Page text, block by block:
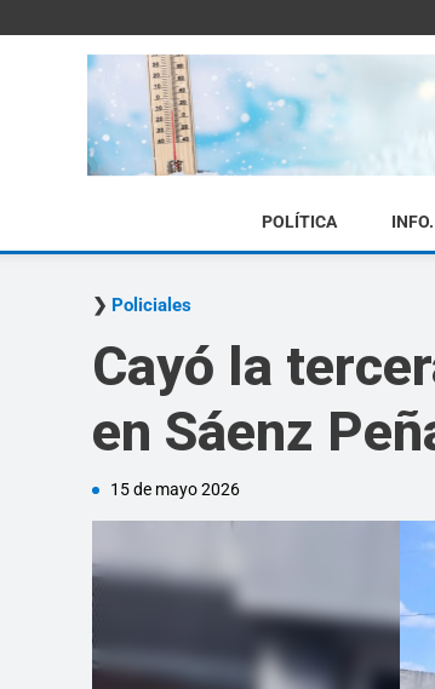
POLÍTICA
Policiales
Cayó la
en Sáenz
15 de mayo 2026